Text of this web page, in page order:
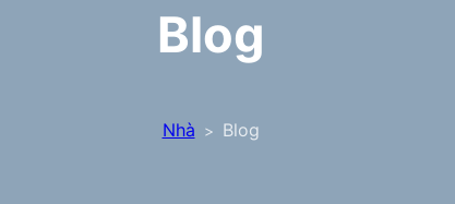
Blog
Nhà > Blog